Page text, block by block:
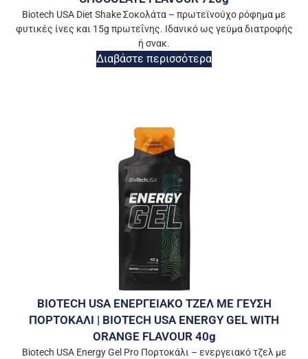
Biotech USA Diet Shake Σοκολάτα – πρωτεϊνούχο ρόφημα με
φυτικές ίνες και 15g πρωτεΐνης. Ιδανικό ως γεύμα διατροφής
ή σνακ.
Διαβάστε περισσότερα
BIOTECH USA ΕΝΕΡΓΕΙΑΚΟ ΤΖΕΛ ΜΕ ΓΕΥΣΗ
ΠΟΡΤΟΚΑΛΙ | BIOTECH USA ENERGY GEL WITH
ORANGE FLAVOUR 40g
Biotech USA Energy Gel Pro Πορτοκάλι – ενεργειακό τζελ με